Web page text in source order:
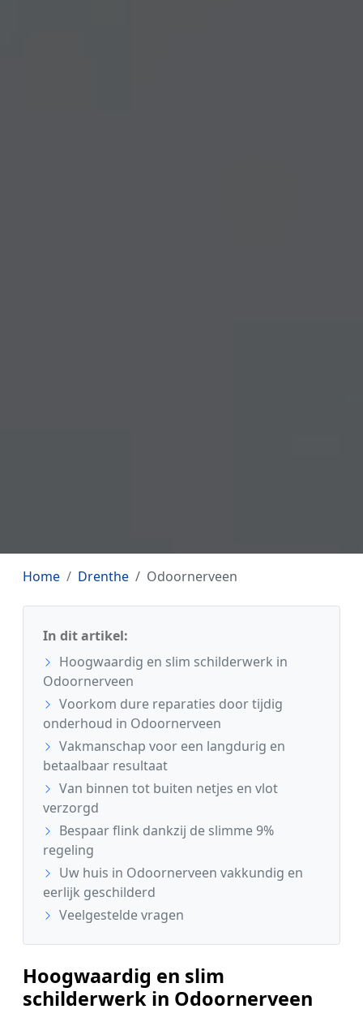
Home Drenthe Odoornerveen
In dit artikel:
Hoogwaardig en slim schilderwerk in
Odoornerveen
Voorkom dure reparaties door tijdig
onderhoud in Odoornerveen
Vakmanschap voor een langdurig en
betaalbaar resultaat
Van binnen tot buiten netjes en vlot
verzorgd
Bespaar flink dankzij de slimme 9%
regeling
Uw huis in Odoornerveen vakkundig en
eerlijk geschilderd
Veelgestelde vragen
Hoogwaardig en slim
schilderwerk in Odoornerveen